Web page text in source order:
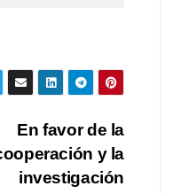
En favor de la
y la
investigación